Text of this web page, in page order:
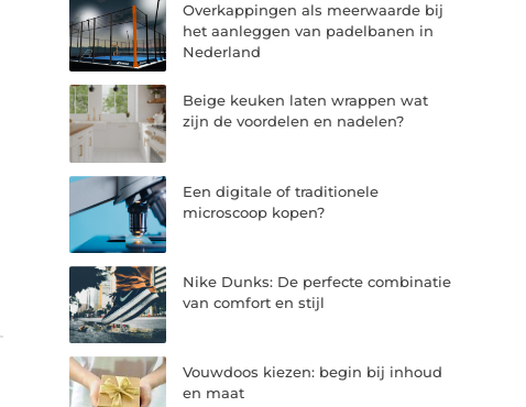
Overkappingen als meerwaarde bij
het aanleggen van padelbanen in
Nederland
Beige keuken laten wrappen wat
zijn de voordelen en nadelen?
Een digitale of traditionele
microscoop kopen?
Nike Dunks: De perfecte combinatie
van comfort en stijl
Vouwdoos kiezen: begin bij inhoud
en maat